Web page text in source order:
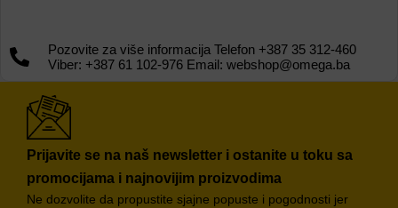
Pozovite za više informacija Telefon +387 35 312-460
Viber: +387 61 102-976 Email: webshop@omega.ba
Prijavite se na naš newsletter i ostanite u toku sa
promocijama i najnovijim proizvodima
Ne dozvolite da propustite sjajne popuste i pogodnosti jer